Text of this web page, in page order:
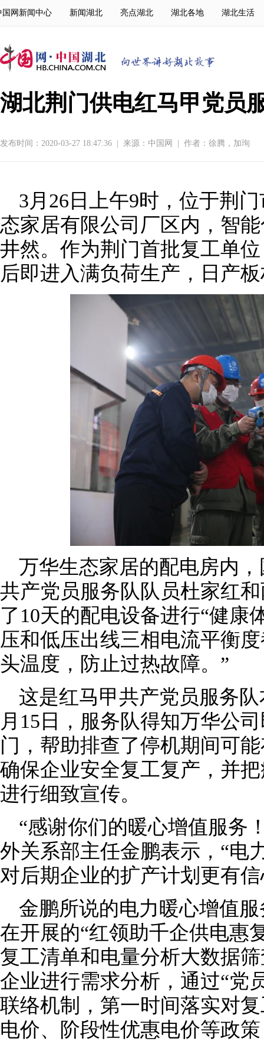
国网新闻中心 新闻湖北 亮点湖北 湖北各地 湖北生活
湖北荆门供电红马甲党员
发布时间：2020-03-27 18:47:36 来源： 中国网 作者：徐腾，加珣
3月26日上午9时，位于荆
态家居有限公司厂区内，智
井然。作为荆门首批复工单
后即进入满负荷生产，日产
万华生态家居的配电房内
共产党员服务队队员杜家红
了10天的配电设备进行“健康
压和低压出线三相电流平衡
头温度，防止过热故障。”
这是红马甲共产党员服务
月15日，服务队得知万华公
门，帮助排查了停机期间可
确保企业安全复工复产，并
进行细致宣传。
“感谢你们的暖心增值服务
外关系部主任金鹏表示，“电
对后期企业的扩产计划更有信
金鹏所说的电力暖心增值
在开展的“红领助千企供电惠
复工清单和电量分析大数据
企业进行需求分析，通过“党
联络机制，第一时间落实对
电价、阶段性优惠电价等政